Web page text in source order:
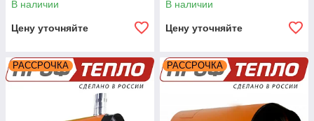
В наличии
Цену уточняйте
В наличии
Цену уточняйте
РАССРОЧКА РАССРОЧКА